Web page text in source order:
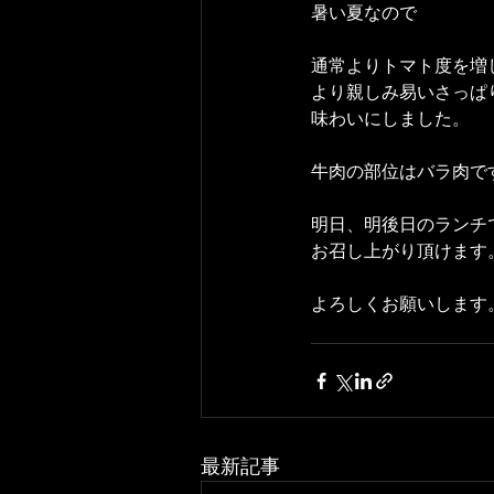
暑い夏なので
通常よりトマト度を増
より親しみ易いさっぱ
味わいにしました。
牛肉の部位はバラ肉で
明日、明後日のランチ
お召し上がり頂けます。
よろしくお願いします。
最新記事